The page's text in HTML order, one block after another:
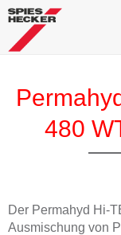
480
Der Permahyd Hi-
Ausmischung von